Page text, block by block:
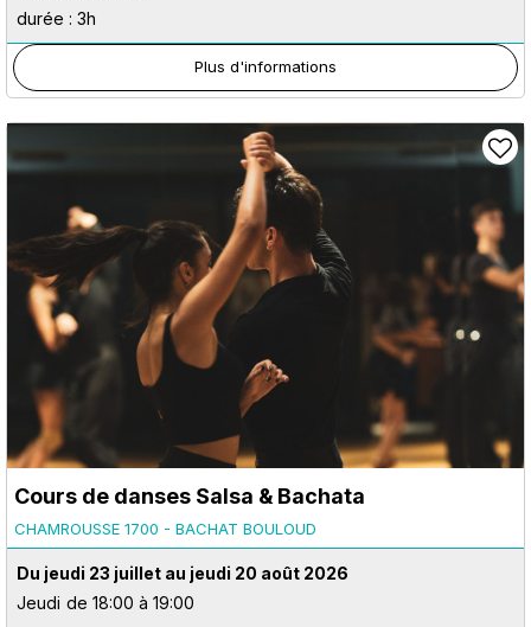
durée : 3h
Plus d'informations
Cours de danses Salsa & Bachata
CHAMROUSSE 1700 - BACHAT BOULOUD
Du jeudi 23 juillet au jeudi 20 août 2026
Jeudi de 18:00 à 19:00